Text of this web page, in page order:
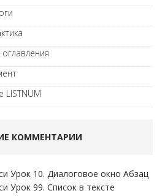
LISTNUM
КОММЕНТАРИИ
Урок 10. Диалоговое окно Абзац
Урок 99. Список в тексте